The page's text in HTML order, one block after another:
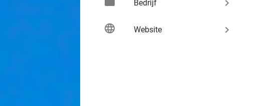
Bedrijf keyboard_arrow_right
language Website keyboard_arrow_right